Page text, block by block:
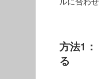
方法1
る